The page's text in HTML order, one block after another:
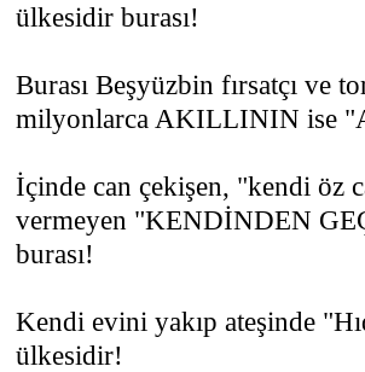
ülkesidir burası!
Burası Beşyüzbin fırsatçı ve
milyonlarca AKILLININ ise
İçinde can çekişen, "kendi öz
vermeyen "KENDİNDEN
burası!
Kendi evini yakıp ateşinde
ülkesidir!